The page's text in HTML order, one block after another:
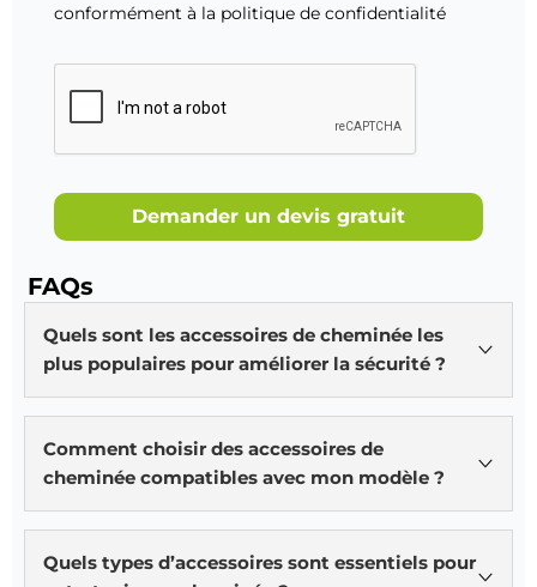
conformément à la politique de confidentialité
Demander un devis gratuit
FAQs
Quels sont les accessoires de cheminée les
plus populaires pour améliorer la sécurité ?
Les grilles de protection, les pare-étincelles et les
détecteurs de fumée sont des accessoires
essentiels pour garantir la sécurité autour de votre
cheminée, en prévenant les risques d’incendie et en
Comment choisir des accessoires de
cheminée compatibles avec mon modèle ?
Vérifiez les dimensions et les spécifications
recommandées par le fabricant de votre cheminée
pour garantir un ajustement parfait et une
Quels types d’accessoires sont essentiels pour